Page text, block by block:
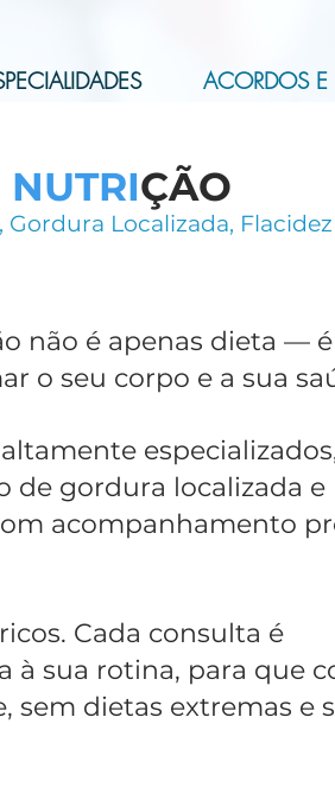
ACORDOS
NUTRIÇÃO
Gordura Localizada,
não é apenas dieta —
o seu corpo e a sua
de gordura localizada e
acompanhamento
Cada consulta é
à sua rotina, para que
sem dietas extremas e